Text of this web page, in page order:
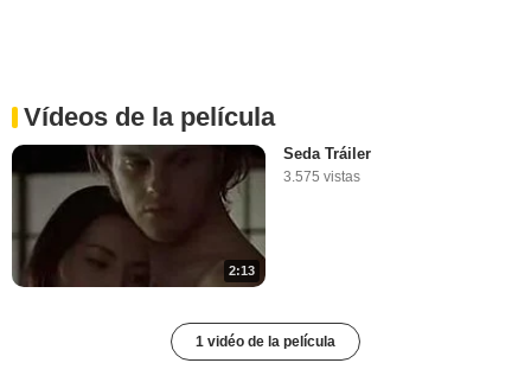
Vídeos de la película
2:13
Seda Tráiler
3.575 vistas
1 vidéo de la película